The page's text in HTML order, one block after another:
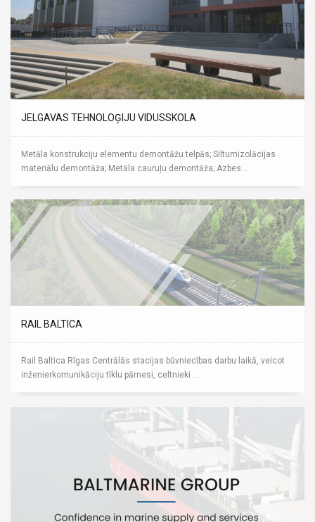
JELGAVAS TEHNOLOĢIJU VIDUSSKOLA
Metāla konstrukciju elementu demontāžu telpās; Siltumizolācijas
materiālu demontāža; Metāla cauruļu demontāža; Azbes...
RAIL BALTICA
Rail Baltica Rīgas Centrālās stacijas būvniecības darbu laikā, veicot
inženierkomunikāciju tīklu pārnesi, celtnieki ...